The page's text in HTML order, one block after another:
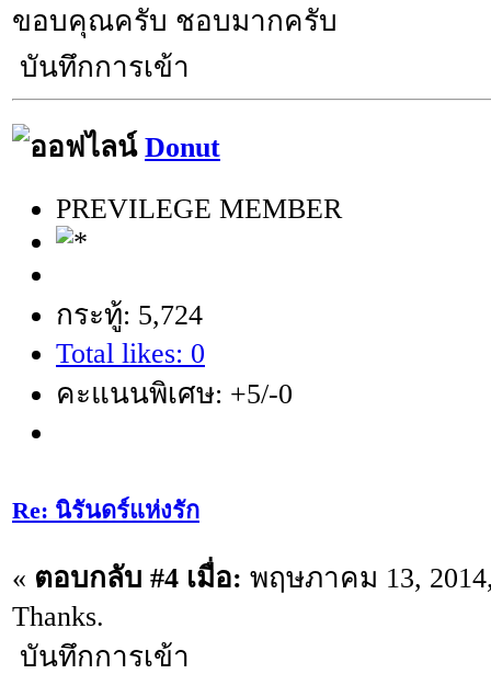
ขอบคุณครับ ชอบมากครับ
บันทึกการเข้า
Donut
PREVILEGE MEMBER
กระทู้: 5,724
Total likes: 0
คะแนนพิเศษ: +5/-0
Re: นิรันดร์แห่งรัก
« ตอบกลับ #4 เมื่อ: พฤษภาคม 13,
Thanks.
บันทึกการเข้า